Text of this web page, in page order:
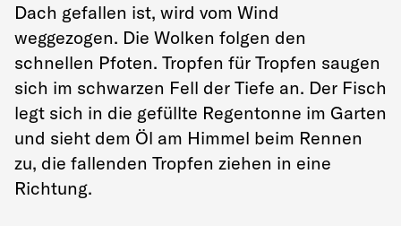
Dach gefallen ist, wird vom Wind
weggezogen. Die Wolken folgen den
schnellen Pfoten. Tropfen für Tropfen saugen
sich im schwarzen Fell der Tiefe an. Der Fisch
legt sich in die gefüllte Regentonne im Garten
und sieht dem Öl am Himmel beim Rennen
zu, die fallenden Tropfen ziehen in eine
Richtung.